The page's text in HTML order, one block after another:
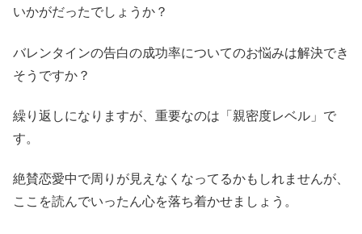
いかがだったでしょうか？
バレンタインの告白の成功率についてのお悩みは解決でき
そうですか？
繰り返しになりますが、重要なのは「親密度レベル」で
す。
絶賛恋愛中で周りが見えなくなってるかもしれませんが、
ここを読んでいったん心を落ち着かせましょう。